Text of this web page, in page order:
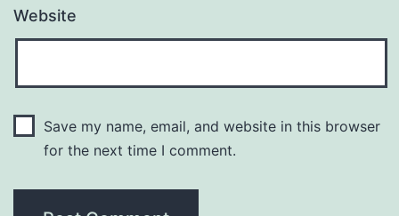
Website
Save my name, email, and website in this browser
for the next time I comment.